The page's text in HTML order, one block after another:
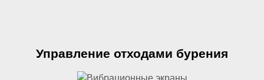
Управление отходами бурения